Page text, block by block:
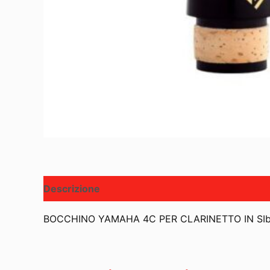
Descrizione
BOCCHINO YAMAHA 4C PER CLARINETTO IN